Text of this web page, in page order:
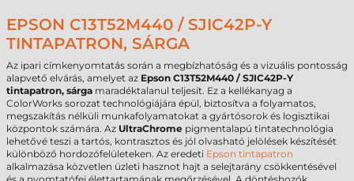
EPSON C13T52M440 / SJIC42P-Y
TINTAPATRON, SÁRGA
Az ipari címkenyomtatás során a megbízhatóság és a vizuális pontosság
alapvető elvárás, amelyet az Epson C13T52M440 / SJIC42P-Y
tintapatron, sárga maradéktalanul teljesít. Ez a kellékanyag a
ColorWorks sorozat technológiájára épül, biztosítva a folyamatos,
megszakítás nélküli munkafolyamatokat a gyártósorok és logisztikai
központok számára. Az UltraChrome pigmentalapú tintatechnológia
lehetővé teszi a tartós, kontrasztos és jól olvasható jelölések készítését
különböző hordozófelületeken. Az eredeti Epson tintapatron
alkalmazása közvetlen üzleti hasznot hajt a selejtarány csökkentésével